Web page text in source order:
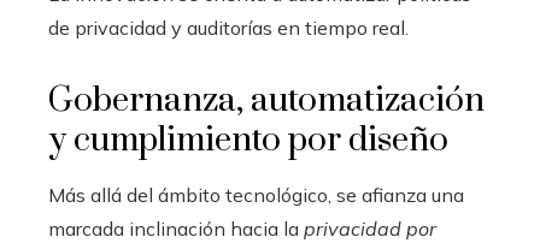
de privacidad y auditorías en tiempo real.
Gobernanza, automatización
y cumplimiento por diseño
Más allá del ámbito tecnológico, se afianza una
marcada inclinación hacia la privacidad por